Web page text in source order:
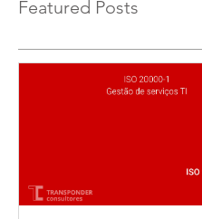
Featured Posts